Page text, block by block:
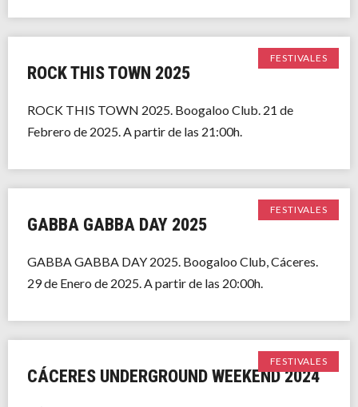
FESTIVALES
ROCK THIS TOWN 2025
ROCK THIS TOWN 2025. Boogaloo Club. 21 de
Febrero de 2025. A partir de las 21:00h.
FESTIVALES
GABBA GABBA DAY 2025
GABBA GABBA DAY 2025. Boogaloo Club, Cáceres.
29 de Enero de 2025. A partir de las 20:00h.
FESTIVALES
CÁCERES UNDERGROUND WEEKEND 2024